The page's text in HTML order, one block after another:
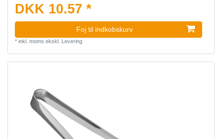
DKK 10.57 *
Foj til indkobskurv
* inkl. moms ekskl. Levering